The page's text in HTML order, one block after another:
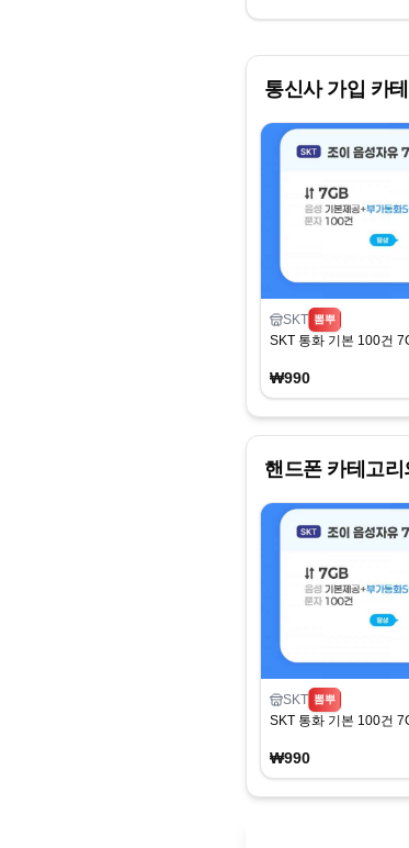
통신사 가입 카
SKT 뽐뿌
SKT 통화 기본 100건
₩990
핸드폰카테고리
SKT 뽐뿌
SKT 통화 기본 100건
₩990